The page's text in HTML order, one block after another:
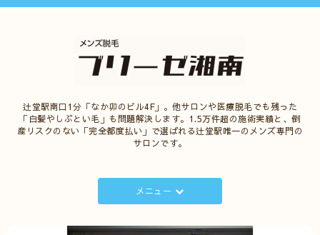
辻堂駅南口1分「なか卯のビル4F」。他サロンや医療脱毛でも残った
「白髪やしぶとい毛」も問題解決します。1.5万件超の施術実績と、倒
産リスクのない「完全都度払い」で選ばれる辻堂駅唯一のメンズ専門の
サロンです。
メニュー